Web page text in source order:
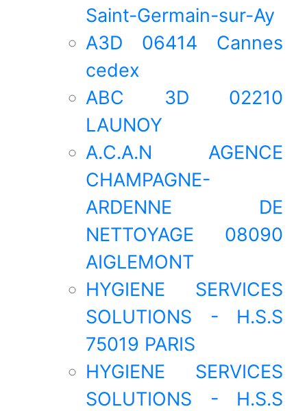
Saint-Germain-sur-Ay
A3D 06414 Cannes
cedex
ABC 3D 02210
LAUNOY
A.C.A.N AGENCE
CHAMPAGNE-
ARDENNE DE
NETTOYAGE 08090
AIGLEMONT
HYGIENE SERVICES
SOLUTIONS - H.S.S
75019 PARIS
HYGIENE SERVICES
SOLUTIONS - H.S.S